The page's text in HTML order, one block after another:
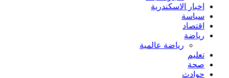
اخبار الاسكندرية
سياسة
اقتصاد
رياضة
رياضة عالمية
تعليم
صحة
حوادث